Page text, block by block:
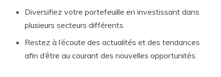
Diversifiez votre portefeuille en investissant dans
plusieurs secteurs différents.
Restez à l’écoute des actualités et des tendances
afin d’être au courant des nouvelles opportunités.